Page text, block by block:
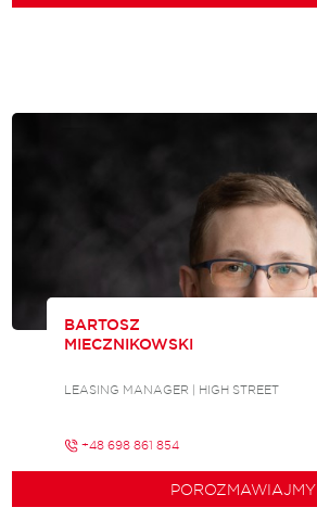
BARTOSZ
MIECZNIKOWSKI
LEASING MANAGER | HIGH STREET
+48 698 861 854
POROZMAWIAJMY